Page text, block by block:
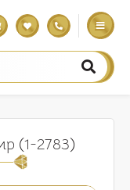
(1-2783)